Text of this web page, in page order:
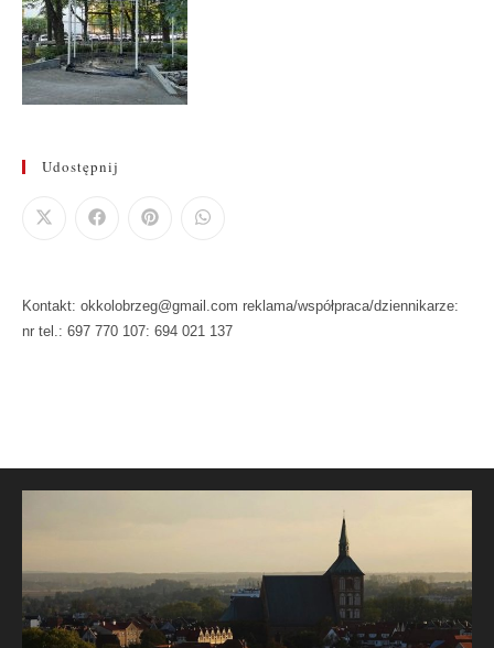
Udostępnij
Kontakt: okkolobrzeg@gmail.com reklama/współpraca/dziennikarze:
nr tel.: 697 770 107: 694 021 137